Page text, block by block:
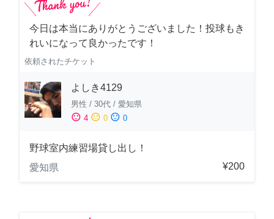
今日は本当にありがとうございました！投球もき
れいになって良かったです！
依頼されたチケット
よしき4129
男性 / 30代 / 愛知県
sentiment_satisfied 4 sentiment_neutral 0 sentiment_dissatisfied 0
野球室内練習場貸し出し！
愛知県
¥200